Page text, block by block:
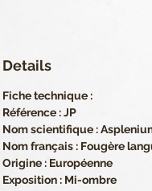
Details
Fiche technique :
Référence : JP
Nom scientifique :
Nom français : Fougère
Origine : Européenne
Exposition : Mi-ombre